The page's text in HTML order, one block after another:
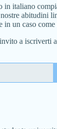
italiano
abitudini
in un caso
a iscriverti